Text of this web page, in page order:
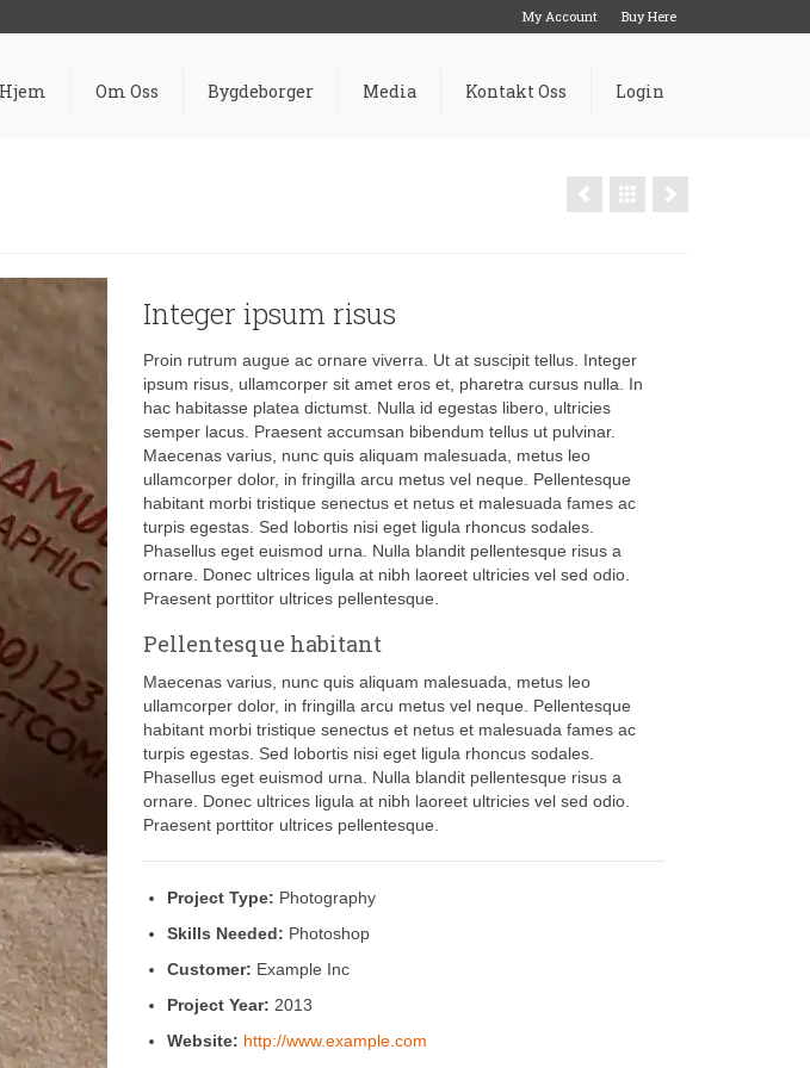
My Account Buy Here
Hjem Om Oss Bygdeborger Media Kontakt Oss Login
Integer ipsum risus
Proin rutrum augue ac ornare viverra. Ut at suscipit tellus. Integer
ipsum risus, ullamcorper sit amet eros et, pharetra cursus nulla. In
hac habitasse platea dictumst. Nulla id egestas libero, ultricies
semper lacus. Praesent accumsan bibendum tellus ut pulvinar.
Maecenas varius, nunc quis aliquam malesuada, metus leo
ullamcorper dolor, in fringilla arcu metus vel neque. Pellentesque
habitant morbi tristique senectus et netus et malesuada fames ac
turpis egestas. Sed lobortis nisi eget ligula rhoncus sodales.
Phasellus eget euismod urna. Nulla blandit pellentesque risus a
ornare. Donec ultrices ligula at nibh laoreet ultricies vel sed odio.
Praesent porttitor ultrices pellentesque.
Pellentesque habitant
Maecenas varius, nunc quis aliquam malesuada, metus leo
ullamcorper dolor, in fringilla arcu metus vel neque. Pellentesque
habitant morbi tristique senectus et netus et malesuada fames ac
turpis egestas. Sed lobortis nisi eget ligula rhoncus sodales.
Phasellus eget euismod urna. Nulla blandit pellentesque risus a
ornare. Donec ultrices ligula at nibh laoreet ultricies vel sed odio.
Praesent porttitor ultrices pellentesque.
Project Type: Photography
Skills Needed: Photoshop
Customer: Example Inc
Project Year: 2013
Website: http://www.example.com